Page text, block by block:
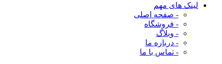
لینک های مهم
- صفحه اصلی
- فروشگاه
- وبلاگ
- درباره ما
- تماس با ما